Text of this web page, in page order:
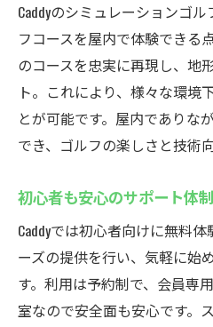
Caddyのシミュレーションゴ
フコースを屋内で体験できる
のコースを忠実に再現し、地
ト。これにより、様々な環境
とが可能です。屋内でありな
でき、ゴルフの楽しさと技術
初心者も安心のサポート体
Caddyでは初心者向けに無料
ーズの提供を行い、気軽に始
す。利用は予約制で、会員専
室なので安全面も安心です。